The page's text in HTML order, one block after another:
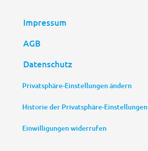
Impressum
AGB
Datenschutz
Privatsphäre-Einstellungen ändern
Historie der Privatsphäre-Einstellungen
Einwilligungen widerrufen